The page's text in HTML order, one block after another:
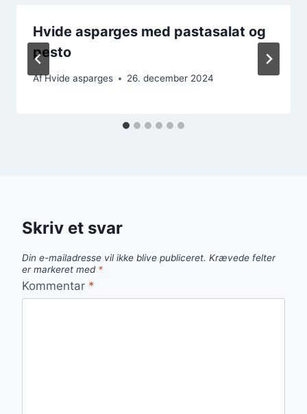
Hvide asparges med pastasalat og
pesto
AfHvide asparges 26. december 2024
Skriv et svar
Din e-mailadresse vil ikke blive publiceret. Krævede felter
er markeret med *
Kommentar *